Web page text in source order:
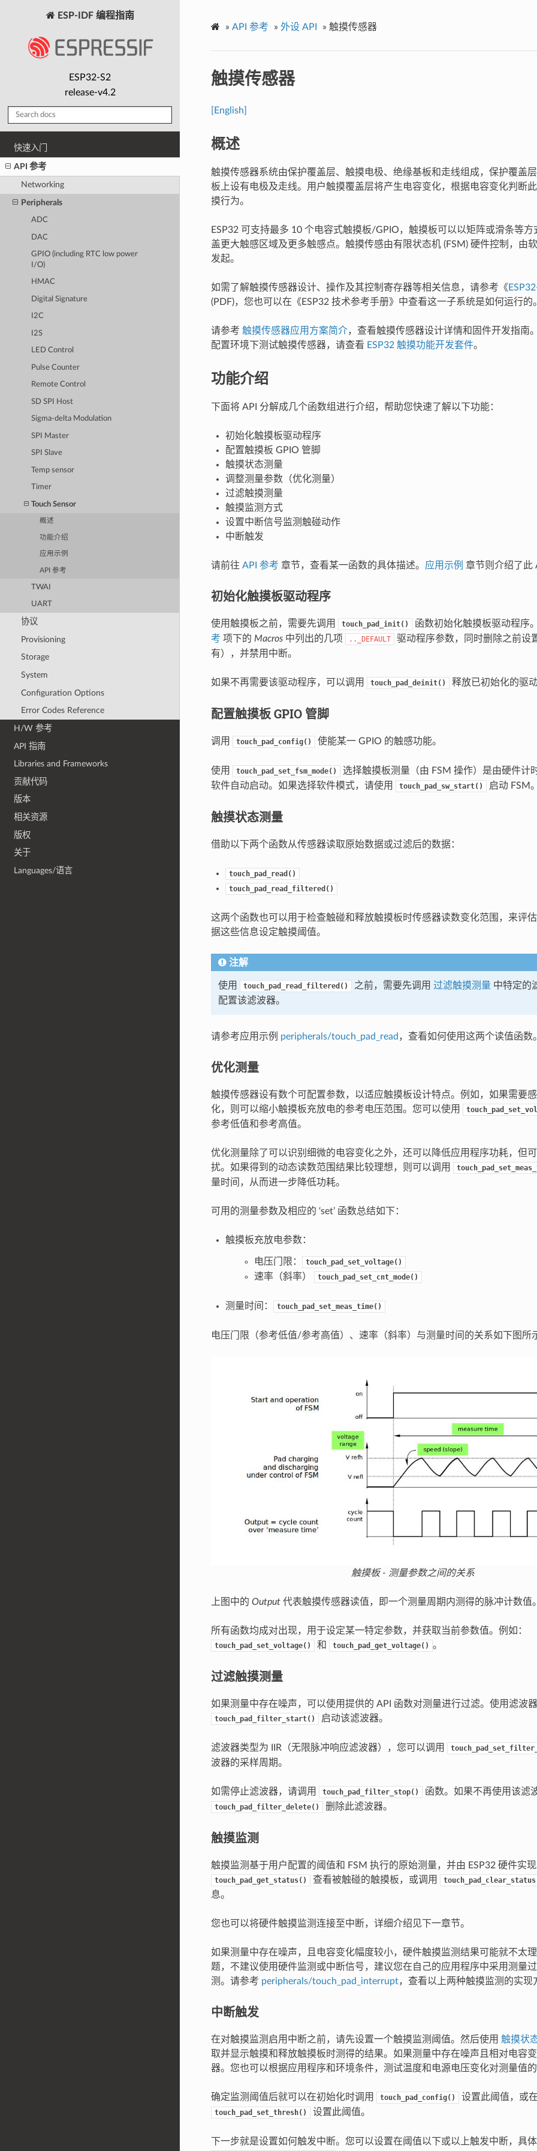
ESP-IDF 编程指南
ESP32-S2
release-v4.2
快速入门
API 参考
Networking
Peripherals
ADC
DAC
GPIO (including RTC low power
I/O)
HMAC
Digital Signature
I2C
I2S
LED Control
Pulse Counter
Remote Control
SD SPI Host
Sigma-delta Modulation
SPI Master
SPI Slave
Temp sensor
Timer
Touch Sensor
概述
功能介绍
应用示例
API 参考
TWAI
UART
协议
Provisioning
Storage
System
Configuration Options
Error Codes Reference
H/W 参考
API 指南
Libraries and Frameworks
贡献代码
版本
相关资源
版权
关于
Languages/语言
» API 参考 » 外设 API » 触摸传感器
触摸传感器
[English]
概述
触摸传感器系统由保护覆盖层、触摸电极、绝缘基板和走线组成，保护覆盖
板上设有电极及走线。用户触摸覆盖层将产生电容变化，根据电容变化判断
摸行为。
ESP32 可支持最多 10 个电容式触摸板/GPIO，触摸板可以以矩阵或滑条等
盖更大触感区域及更多触感点。触摸传感由有限状态机 (FSM) 硬件控制，由
发起。
如需了解触摸传感器设计、操作及其控制寄存器等相关信息，请参考《
(PDF)，您也可以在《ESP32 技术参考手册》中查看这一子系统是如何运行的
请参考 触摸传感器应用方案简介，查看触摸传感器设计详情和固件开发指南
配置环境下测试触摸传感器，请查看 ESP32 触摸功能开发套件。
功能介绍
下面将 API 分解成几个函数组进行介绍，帮助您快速了解以下功能：
初始化触摸板驱动程序
配置触摸板 GPIO 管脚
触摸状态测量
调整测量参数（优化测量）
过滤触摸测量
触摸监测方式
设置中断信号监测触碰动作
中断触发
请前往 API 参考 章节，查看某一函数的具体描述。 应用示例 章节则介绍了此
初始化触摸板驱动程序
使用触摸板之前，需要先调用 touch_pad_init()
函数初始化触摸板驱动程序
考 项下的 Macros中列出的几项 .._DEFAULT
驱动程序参数，同时删除之前设
有），并禁用中断。
如果不再需要该驱动程序，可以调用 touch_pad_deinit() 释放已初始化的驱
配置触摸板 GPIO 管脚
调用 touch_pad_config() 使能某一 GPIO 的触感功能。
使用 touch_pad_set_fsm_mode()
选择触摸板测量（由 FSM 操作）是由硬件计
软件自动启动。如果选择软件模式，请使用
touch_pad_sw_start() 启动 FSM
触摸状态测量
借助以下两个函数从传感器读取原始数据或过滤后的数据：
touch_pad_read()
touch_pad_read_filtered()
这两个函数也可以用于检查触碰和释放触摸板时传感器读数变化范围，来评
据这些信息设定触摸阈值。
注解
使用 touch_pad_read_filtered() 之前，需要先调用 过滤触摸测量 中特定的
配置该滤波器。
请参考应用示例 peripherals/touch_pad_read ，查看如何使用这两个读值函数
优化测量
触摸传感器设有数个可配置参数，以适应触摸板设计特点。例如，如果需要
化，则可以缩小触摸板充放电的参考电压范围。您可以使用
参考低值和参考高值。
优化测量除了可以识别细微的电容变化之外，还可以降低应用程序功耗，但
扰。如果得到的动态读数范围结果比较理想，则可以调用
量时间，从而进一步降低功耗。
可用的测量参数及相应的 ‘set’ 函数总结如下：
触摸板充放电参数：
电压门限： touch_pad_set_voltage()
速率（斜率） touch_pad_set_cnt_mode()
测量时间： touch_pad_set_meas_time()
电压门限（参考低值/参考高值）、速率（斜率）与测量时间的关系如下图所
触摸板 - 测量参数之间的关系
上图中的 Output代表触摸传感器读值，即一个测量周期内测得的脉冲计数值
所有函数均成对出现，用于设定某一特定参数，并获取当前参数值。例如：
touch_pad_set_voltage() 和 touch_pad_get_voltage() 。
过滤触摸测量
如果测量中存在噪声，可以使用提供的 API 函数对测量进行过滤。使用滤波
touch_pad_filter_start() 启动该滤波器。
滤波器类型为 IIR（无限脉冲响应滤波器），您可以调用
波器的采样周期。
如需停止滤波器，请调用 touch_pad_filter_stop() 函数。如果不再使用该滤
touch_pad_filter_delete() 删除此滤波器。
触摸监测
触摸监测基于用户配置的阈值和 FSM 执行的原始测量，并由 ESP32 硬件实
touch_pad_get_status() 查看被触碰的触摸板，或调用
息。
您也可以将硬件触摸监测连接至中断，详细介绍见下一章节。
如果测量中存在噪声，且电容变化幅度较小，硬件触摸监测结果可能就不太
题，不建议使用硬件监测或中断信号，建议您在自己的应用程序中采用测量
测。请参考 peripherals/touch_pad_interrupt，查看以上两种触摸监测的实现
中断触发
在对触摸监测启用中断之前，请先设置一个触摸监测阈值。然后使用 触摸状
取并显示触摸和释放触摸板时测得的结果。如果测量中存在噪声且相对电容
器。您也可以根据应用程序和环境条件，测试温度和电源电压变化对测量值
确定监测阈值后就可以在初始化时调用 touch_pad_config() 设置此阈值，或
touch_pad_set_thresh() 设置此阈值。
下一步就是设置如何触发中断。您可以设置在阈值以下或以上触发中断，具